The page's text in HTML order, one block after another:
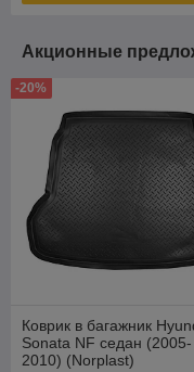
Акционные
-20%
Коврик в багажник
Sonata NF седан (2005-
2010) (Norplast)